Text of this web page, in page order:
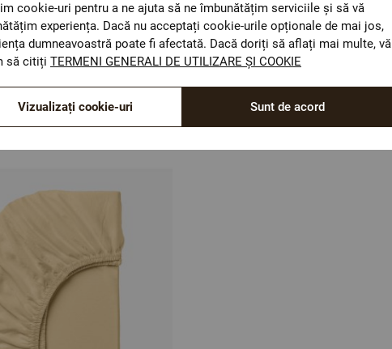
Optiuni de a combina
cookie-uri pentru a ne ajuta să ne îmbunătățim serviciile și să vă
experiența. Dacă nu acceptați cookie-urile opționale de mai jos,
dumneavoastră poate fi afectată. Dacă doriți să aflați mai multe, vă
să citiți TERMENI GENERALI DE UTILIZARE ȘI COOKIE
Sunt de acord
Vizualizați cookie-uri